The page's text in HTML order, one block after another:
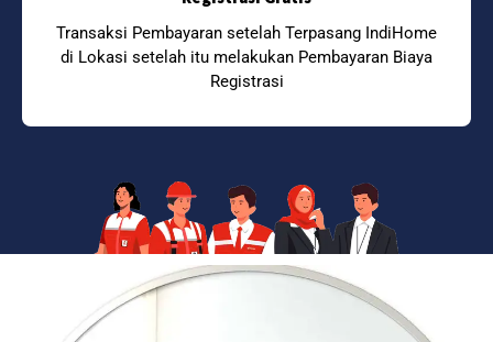
Transaksi Pembayaran setelah Terpasang IndiHome
di Lokasi setelah itu melakukan Pembayaran Biaya
Registrasi